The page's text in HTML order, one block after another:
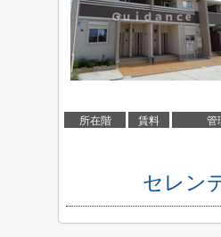
所在階 賃料 管
セレン